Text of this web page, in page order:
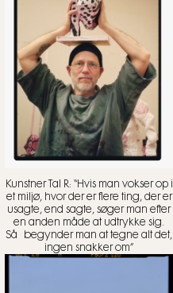
Kunstner Tal R: “Hvis man vokser op i
et miljø, hvor der er flere ting, der er
usagte, end sagte, søger man efter
en anden måde at udtrykke sig.
Så begynder man at tegne alt det,
ingen snakker om”